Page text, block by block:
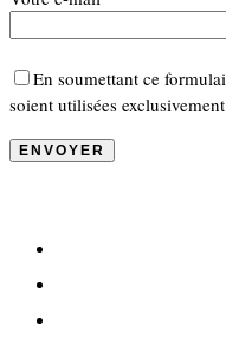
En soumettant ce
soient utilisées